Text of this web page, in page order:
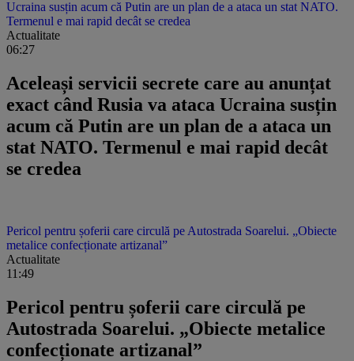
Ucraina susțin acum că Putin are un plan de a ataca un stat NATO.
Termenul e mai rapid decât se credea
Actualitate
06:27
Aceleași servicii secrete care au anunțat
exact când Rusia va ataca Ucraina susțin
acum că Putin are un plan de a ataca un
stat NATO. Termenul e mai rapid decât
se credea
Pericol pentru șoferii care circulă pe Autostrada Soarelui. „Obiecte
metalice confecționate artizanal”
Actualitate
11:49
Pericol pentru șoferii care circulă pe
Autostrada Soarelui. „Obiecte metalice
confecționate artizanal”